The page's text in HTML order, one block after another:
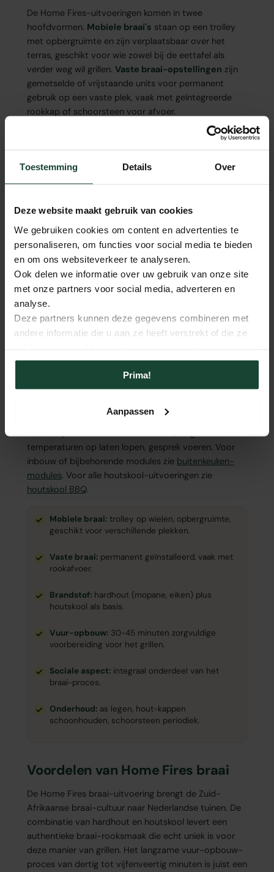
Toestemming Details Over
Deze website maakt gebruik van cookies
We gebruiken cookies om content en advertenties te
personaliseren, om functies voor social media te bieden
en om ons websiteverkeer te analyseren.
Ook delen we informatie over uw gebruik van onze site
met onze partners voor social media, adverteren en
analyse.
Deze partners kunnen deze gegevens combineren met
andere informatie die u aan ze heeft verstrekt of die ze
services.
Prima!
Aanpassen
De Home Fires-uitvoeringen komen in twee
hoofdvormen. Mobiele braai's staan op een trolley
met opbergruimte en zijn verplaatsbaar over het
terras, geschikt voor wie zowel bij de eettafel als
verder weg wil grillen. Vaste braai-opstellingen zijn
gemetselde of vrijstaande units voor permanent
gebruik op een vaste plek, vaak met geïntegreerde
rookkap of schoorsteen voor afvoer.
koken, het is sociaal en zorgvuldig vuur-
Wat maakt een braai anders?
Het verschil tussen een braai en een gangbare
houtskool-bbq zit in debrandstof-keuzeen het
kook-tempo. Een braai werkt met een combinatie
blokken (voor de rookaroma's en de stralingshitte). De
vuur-opbouw vraagt 30-45 minuten zorgvuldige
voorbereiding voordat het grillen begint, in
bbq. Het sociale element is daarmee onderdeel van
temperaturen op laten lopen, gesprek voeren. Voor
inbouw of bijbehorende modules zie buitenkeuken-
modules. Voor alle houtskool-uitvoeringen zie
houtskool BBQ.
Mobiele braai: trolley op wielen, opbergruimte,
geschikt voor verschillende plekken.
Vaste braai: permanent geïnstalleerd, vaak met
rookafvoer.
Brandstof: hardhout (mopane, eiken) plus
houtskool als basis.
Vuur-opbouw: 30-45 minuten zorgvuldige
voorbereiding voor het grillen.
Sociale aspect: integraal onderdeel van het
braai-proces.
Onderhoud: as legen, hout-kappen
schoonhouden, schoorsteen periodiek.
Voordelen van Home Fires braai
De Home Fires braai-uitvoering brengt de Zuid-
Afrikaanse braai-cultuur naar Nederlandse tuinen. De
combinatie van hardhout en houtskool levert een
authentieke braai-rooksmaak die echt uniek is voor
deze manier van grillen. Het langzame vuur-opbouw-
proces van dertig tot vijfenveertig minuten is juist een